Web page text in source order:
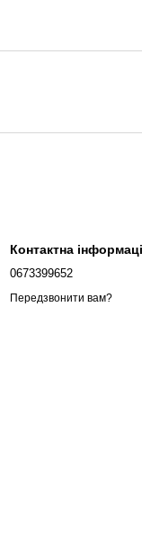
Контактна
0673399652
Передзвонити вам?